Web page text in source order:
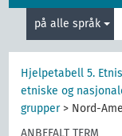
på alle språk
Hjelpetabell 5.
etniske og
grupper> Nord-
ANBEFALT TERM